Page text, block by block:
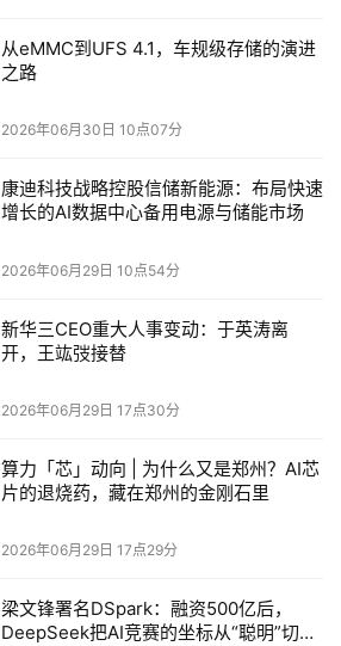
从eMMC到UFS 4.1，车规级存储的演进
之路
2026年06月30日 10点07分
康迪科技战略控股信储新能源：布局快速
增长的AI数据中心备用电源与储能市场
2026年06月29日 10点54分
新华三CEO重大人事变动：于英涛离
开，王竑弢接替
2026年06月29日 17点30分
算力「芯」动向 | 为什么又是郑州？AI芯
片的退烧药，藏在郑州的金刚石里
2026年06月29日 17点29分
梁文锋署名DSpark：融资500亿后，
DeepSeek把AI竞赛的坐标从“聪明”切到